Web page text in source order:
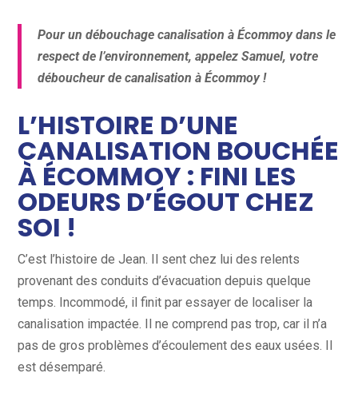
Pour un débouchage canalisation à Écommoy dans le
respect de l’environnement, appelez Samuel, votre
déboucheur de canalisation à Écommoy !
L’HISTOIRE D’UNE
CANALISATION BOUCHÉE
À ÉCOMMOY : FINI LES
ODEURS D’ÉGOUT CHEZ
SOI !
C’est l’histoire de Jean. Il sent chez lui des relents
provenant des conduits d’évacuation depuis quelque
temps. Incommodé, il finit par essayer de localiser la
canalisation impactée. Il ne comprend pas trop, car il n’a
pas de gros problèmes d’écoulement des eaux usées. Il
est désemparé.